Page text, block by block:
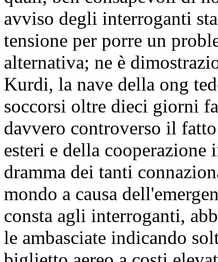
avviso degli interroganti
tensione per porre un
alternativa; ne è
Kurdi, la nave della ong
soccorsi oltre dieci giorni
davvero controverso il
esteri e della
dramma dei tanti
mondo a causa
consta agli interroganti,
le ambasciate indicando